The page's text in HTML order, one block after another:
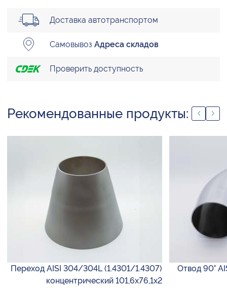
Доставка автотранспортом
Самовывоз Адреса складов
Проверить доступность
Рекомендованные продукты:
Переход AISI 304/304L (1.4301/1.4307)
концентрический 101,6х76,1х2
Отвод 90°